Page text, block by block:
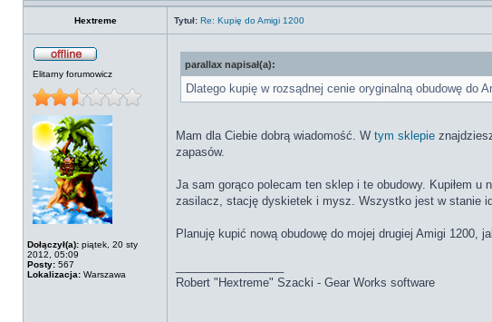
Hextreme Tytuł: Re: Kupię do Amigi 1200
Elitarny forumowicz
Dołączył(a): piątek, 20 sty
2012, 05:09
Posty: 567
Lokalizacja: Warszawa
parallax napisał(a):
Dlatego kupię w rozsądnej cenie oryginalną obudowę do
Mam dla Ciebie dobrą wiadomość. W tym sklepie
zapasów.
Ja sam gorąco polecam ten sklep i te obudowy. Kupiłem u
zasilacz, stację dyskietek i mysz. Wszystko jest w stanie
Planuję kupić nową obudowę do mojej drugiej Amigi 1200,
Robert "Hextreme" Szacki - Gear Works software